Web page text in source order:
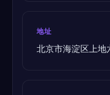
地址
北京市海淀区上地